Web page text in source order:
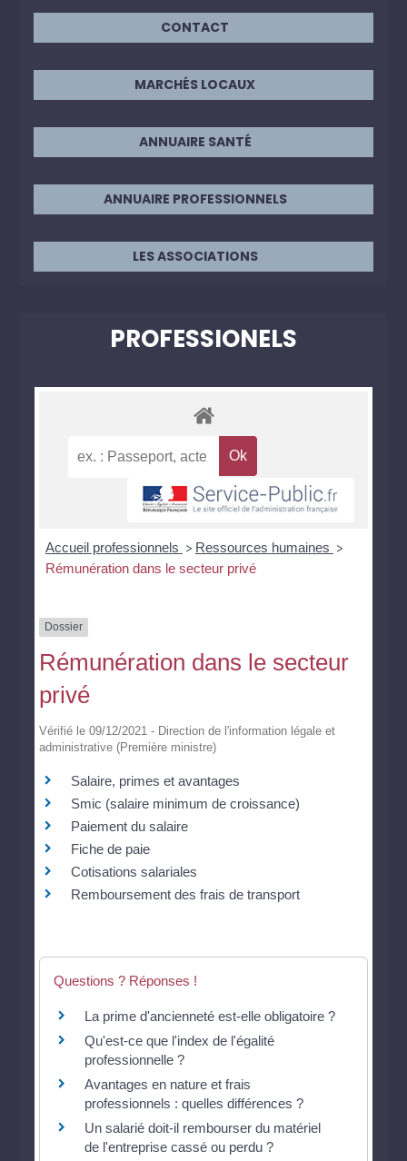
CONTACT
MARCHÉS LOCAUX
ANNUAIRE SANTÉ
ANNUAIRE PROFESSIONNELS
LES ASSOCIATIONS
PROFESSIONELS
Accueil professionnels > Ressources humaines >
Rémunération dans le secteur privé
Dossier
Rémunération dans le secteur
privé
Vérifié le 09/12/2021 - Direction de l'information légale et
administrative (Première ministre)
Salaire, primes et avantages
Smic (salaire minimum de croissance)
Paiement du salaire
Fiche de paie
Cotisations salariales
Remboursement des frais de transport
Questions ? Réponses !
La prime d'ancienneté est-elle obligatoire ?
Qu'est-ce que l'index de l'égalité
professionnelle ?
Avantages en nature et frais
professionnels : quelles différences ?
Un salarié doit-il rembourser du matériel
de l'entreprise cassé ou perdu ?